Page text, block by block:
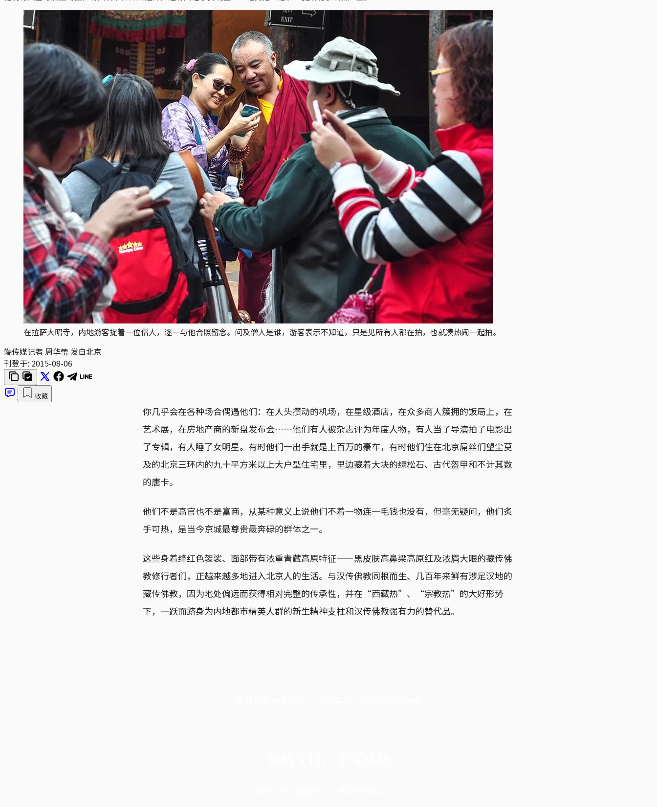
在拉萨大昭寺，内地游客捉着一位僧人，逐一与他合照留念。问及僧人是谁，游客表示不知道，只是见所有人都在拍，也就凑热闹一起拍。
端传媒记者 周华蕾 发自北京
刊登于: 2015-08-06
收藏
你几乎会在各种场合偶遇他们：在人头攒动的机场，在星级酒店，在众多商人簇拥的饭局上，在
艺术展，在房地产商的新盘发布会……他们有人被杂志评为年度人物，有人当了导演拍了电影出
了专辑，有人睡了女明星。有时他们一出手就是上百万的豪车，有时他们住在北京屌丝们望尘莫
及的北京三环内的九十平方米以上大户型住宅里，里边藏着大块的绿松石、古代盔甲和不计其数
的唐卡。
他们不是高官也不是富商，从某种意义上说他们不着一物连一毛钱也没有，但毫无疑问，他们炙
手可热，是当今京城最尊贵最奔碌的群体之一。
这些身着绛红色袈裟、面部带有浓重青藏高原特征——黑皮肤高鼻梁高原红及浓眉大眼的藏传佛
教修行者们，正越来越多地进入北京人的生活。与汉传佛教同根而生、几百年来鲜有涉足汉地的
藏传佛教，因为地处偏远而获得相对完整的传承性，并在“西藏热”、“宗教热”的大好形势
下，一跃而跻身为内地都市精英人群的新生精神支柱和汉传佛教强有力的替代品。